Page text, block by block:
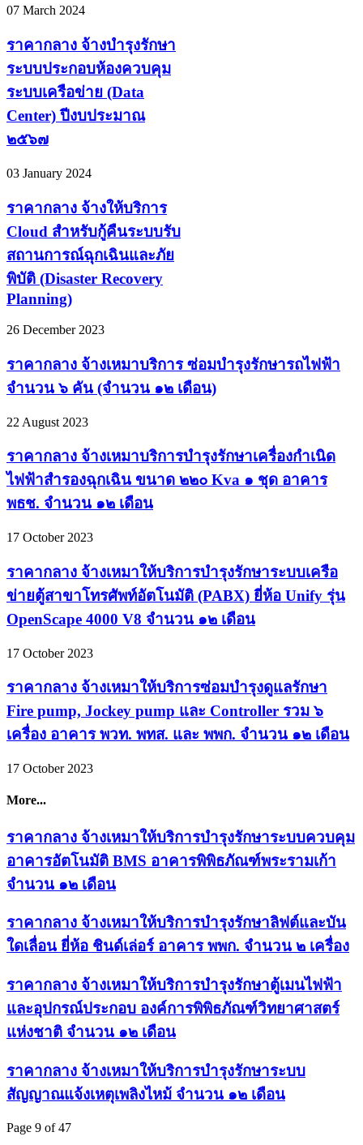
07 March 2024
ราคากลาง จ้างบำรุงรักษา
ระบบประกอบห้องควบคุม
ระบบเครือข่าย (Data
Center) ปีงบประมาณ
๒๕๖๗
03 January 2024
ราคากลาง จ้างให้บริการ
Cloud สำหรับกู้คืนระบบรับ
สถานการณ์ฉุกเฉินและภัย
พิบัติ (Disaster Recovery
Planning)
26 December 2023
ราคากลาง จ้างเหมาบริการ ซ่อมบำรุงรักษารถไฟฟ้า
จำนวน ๖ คัน (จำนวน ๑๒ เดือน)
22 August 2023
ราคากลาง จ้างเหมาบริการบำรุงรักษาเครื่องกำเนิด
ไฟฟ้าสำรองฉุกเฉิน ขนาด ๒๒๐ Kva ๑ ชุด อาคาร
พธช. จำนวน ๑๒ เดือน
17 October 2023
ราคากลาง จ้างเหมาให้บริการบำรุงรักษาระบบเครือ
ข่ายตู้สาขาโทรศัพท์อัตโนมัติ (PABX) ยี่ห้อ Unify รุ่น
OpenScape 4000 V8 จำนวน ๑๒ เดือน
17 October 2023
ราคากลาง จ้างเหมาให้บริการซ่อมบำรุงดูแลรักษา
Fire pump, Jockey pump และ Controller รวม ๖
เครื่อง อาคาร พวท. พทส. และ พพก. จำนวน ๑๒ เดือน
17 October 2023
More...
ราคากลาง จ้างเหมาให้บริการบำรุงรักษาระบบควบคุม
อาคารอัตโนมัติ BMS อาคารพิพิธภัณฑ์พระรามเก้า
จำนวน ๑๒ เดือน
ราคากลาง จ้างเหมาให้บริการบำรุงรักษาลิฟต์และบัน
ใดเลื่อน ยี่ห้อ ชินด์เล่อร์ อาคาร พพก. จำนวน ๒ เครื่อง
ราคากลาง จ้างเหมาให้บริการบำรุงรักษาตู้เมนไฟฟ้า
และอุปกรณ์ประกอบ องค์การพิพิธภัณฑ์วิทยาศาสตร์
แห่งชาติ จำนวน ๑๒ เดือน
ราคากลาง จ้างเหมาให้บริการบำรุงรักษาระบบ
สัญญาณแจ้งเหตุเพลิงไหม้ จำนวน ๑๒ เดือน
Page 9 of 47